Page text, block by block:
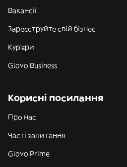
Вакансії
Зареєструйте свій бізнес
Кур'єри
Glovo Business
Корисні посилання
Про нас
Часті запитання
Glovo Prime